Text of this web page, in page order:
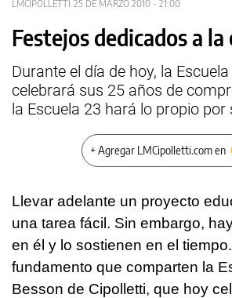
LMCIPOLLETTI 25 DE MARZO 2010 - 21:00
Festejos dedicados a la
Durante el día de hoy, la
celebrará sus 25 años de
la Escuela 23 hará lo propio por
+ Agregar LMCipolletti.com en
Llevar adelante un proyecto
una tarea fácil. Sin embargo,
en él y lo sostienen en el
fundamento que comparten la
Besson de Cipolletti, que hoy